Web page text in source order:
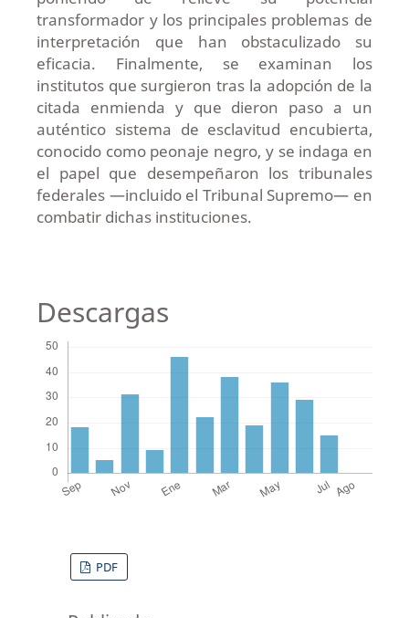
transformador y los principales problemas de
interpretación que han obstaculizado su
eficacia. Finalmente, se examinan los
institutos que surgieron tras la adopción de la
citada enmienda y que dieron paso a un
auténtico sistema de esclavitud encubierta,
conocido como peonaje negro, y se indaga en
el papel que desempeñaron los tribunales
federales —incluido el Tribunal Supremo— en
combatir dichas instituciones.
Descargas
PDF